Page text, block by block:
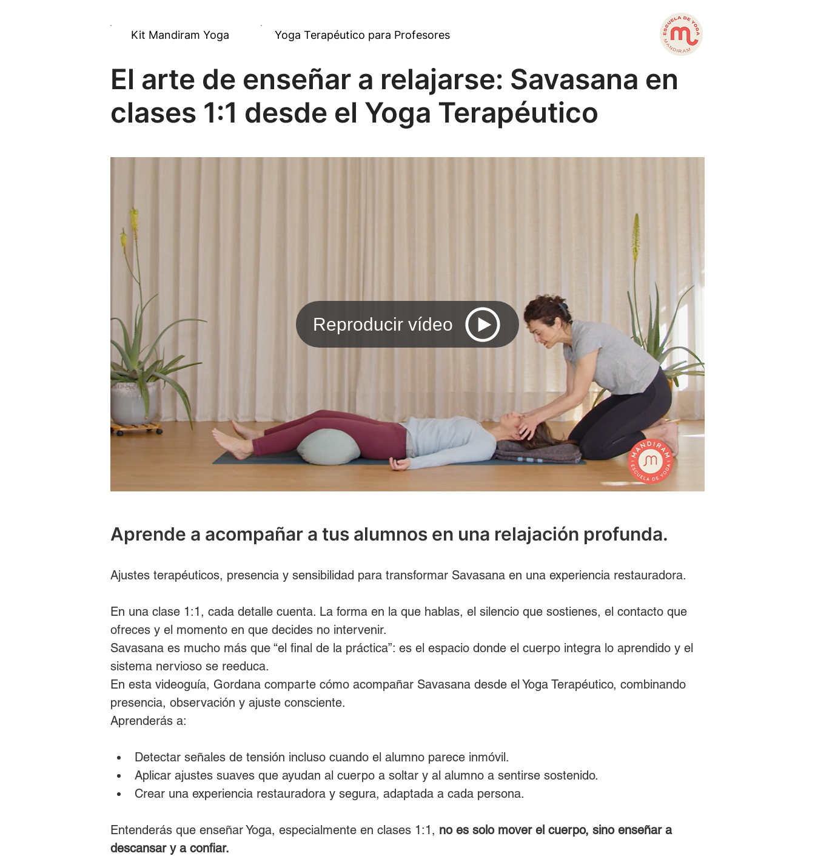
Kit Mandiram Yoga Yoga Terapéutico para Profesores
El arte de enseñar a relajarse: Savasana en
clases 1:1 desde el Yoga Terapéutico
Reproducir vídeo
Aprende a acompañar a tus alumnos en una relajación profunda.
Ajustes terapéuticos, presencia y sensibilidad para transformar Savasana en una experiencia restauradora.
En una clase 1:1, cada detalle cuenta. La forma en la que hablas, el silencio que sostienes, el contacto que
ofreces y el momento en que decides no intervenir.
Savasana es mucho más que “el final de la práctica”: es el espacio donde el cuerpo integra lo aprendido y el
sistema nervioso se reeduca.
En esta videoguía, Gordana comparte cómo acompañar Savasana desde el Yoga Terapéutico, combinando
presencia, observación y ajuste consciente.
Aprenderás a:
Detectar señales de tensión incluso cuando el alumno parece inmóvil.
Aplicar ajustes suaves que ayudan al cuerpo a soltar y al alumno a sentirse sostenido.
Crear una experiencia restauradora y segura, adaptada a cada persona.
Entenderás que enseñar Yoga, especialmente en clases 1:1, no es solo mover el cuerpo, sino enseñar a
descansar y a confiar.